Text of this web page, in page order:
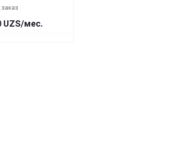
UZS/мес.